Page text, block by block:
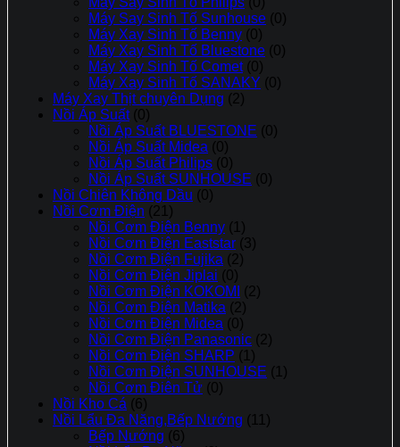
Máy Say Sinh Tố Sunhouse (0)
Máy Xay Sinh Tố Benny (0)
Máy Xay Sinh Tố Bluestone (0)
Máy Xay Sinh Tố Comet (0)
Máy Xay Sinh Tố SANAKY (0)
Máy Xay Thịt chuyên Dụng (2)
Nồi Áp Suất (0)
Nồi Áp Suất BLUESTONE (0)
Nồi Áp Suất Midea (0)
Nồi Áp Suất Philips (0)
Nồi Áp Suất SUNHOUSE (0)
Nồi Chiên Không Dầu (0)
Nồi Cơm Điện (21)
Nồi Cơm Điện Benny (1)
Nồi Cơm Điện Eaststar (3)
Nồi Cơm Điện Fujika (2)
Nồi Cơm Điện Jiplai (0)
Nồi Cơm Điện KOKOMI
(2)
Nồi Cơm Điện Matika (2)
Nồi Cơm Điện Midea (0)
Nồi Cơm Điện Panasonic (2)
Nồi Cơm Điện SHARP (1)
Nồi Cơm Điện SUNHOUSE (1)
Nồi Cơm Điên Tử (0)
Nồi Kho Cá (6)
Nồi Lẩu Đa Năng,Bếp Nướng (11)
Bếp Nướng (6)